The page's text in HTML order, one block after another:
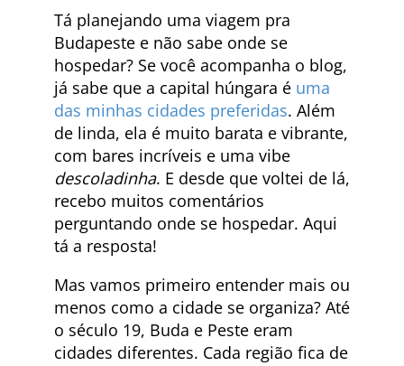
Tá planejando uma viagem pra
Budapeste e não sabe onde se
hospedar? Se você acompanha o blog,
já sabe que a capital húngara é uma
das minhas cidades preferidas. Além
de linda, ela é muito barata e vibrante,
com bares incríveis e uma vibe
descoladinha. E desde que voltei de lá,
recebo muitos comentários
perguntando onde se hospedar. Aqui
tá a resposta!
Mas vamos primeiro entender mais ou
menos como a cidade se organiza? Até
o século 19, Buda e Peste eram
cidades diferentes. Cada região fica de